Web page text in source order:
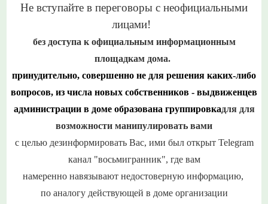
Не вступайте в переговоры с неофициальными
лицами!
без доступа к официальным информационным
площадкам дома.
принудительно, совершенно не для решения каких-либо
вопросов, из числа новых собственников - выдвиженцев
администрации в доме образована группировкадля для
возможности манипулировать вами
с целью дезинформировать Вас, ими был открыт Telegram
канал "восьмигранник", где вам
намеренно навязывают недостоверную информацию,
по аналогу действующей в доме организации